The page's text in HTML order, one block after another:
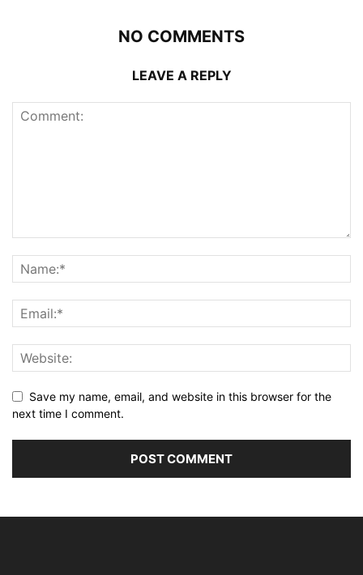
NO COMMENTS
LEAVE A REPLY
Save my name, email, and website in this browser for the
next time I comment.